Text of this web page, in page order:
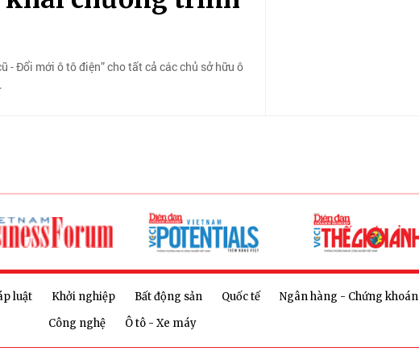
- Đổi mới ô tô điện” cho tất cả các chủ sở hữu ô
luật Khởi nghiệp Bất động sản Quốc tế Ngân hàng - Chứng khoán
Công nghệ
Ô tô - Xe máy